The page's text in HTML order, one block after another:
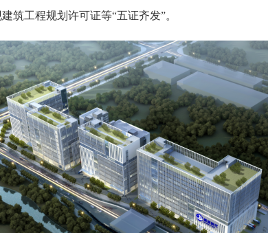
筑工程规划许可证等“五证齐发”。